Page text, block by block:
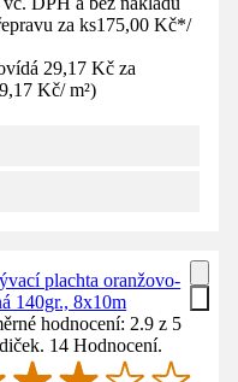
za ks175,00 Kč*/
29,17 Kč za
Kč/ m²)
plachta oranžovo-
140gr., 8x10m
hodnocení: 2.9 z 5
14 Hodnocení.